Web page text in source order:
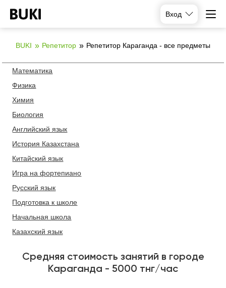
Вход
BUKI Репетитор Репетитор Караганда - все предметы
Математика
Физика
Химия
Биология
Английский язык
История Казахстана
Китайский язык
Игра на фортепиано
Русский язык
Подготовка к школе
Начальная школа
Казахский язык
Средняя стоимость занятий в городе
Караганда - 5000 тнг/час